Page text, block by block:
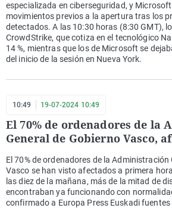
especializada en ciberseguridad, y
movimientos previos a la apertura tras los
detectados. A las 10:30 horas (8:30 GMT),
CrowdStrike, que cotiza en el tecnológico
14 %, mientras que los de Microsoft se
del inicio de la sesión en Nueva York.
10:49 19-07-2024 10:49
El 70% de ordenadores de la
General de Gobierno Vasco,
El 70% de ordenadores de la Administración
Vasco se han visto afectados a primera
las diez de la mañana, más de la mitad de
encontraban ya funcionando con
confirmado a Europa Press Euskadi